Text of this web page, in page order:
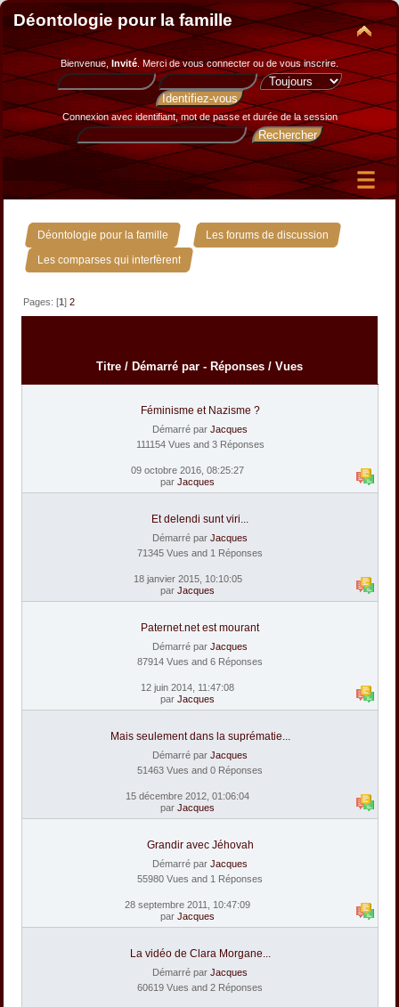
Déontologie pour la famille
Bienvenue, Invité. Merci devous connecter ou de vous inscrire.
Connexion avec identifiant, mot de passe et durée de la session
Déontologie pour la famille » Les forums de discussion »
Les comparses qui interfèrent
Pages: [1]2
Titre / Démarré par - Réponses / Vues
Féminisme et Nazisme ?
Démarré par Jacques
111154 Vues and 3 Réponses
09 octobre 2016, 08:25:27
par Jacques
Et delendi sunt viri...
Démarré par Jacques
71345 Vues and 1 Réponses
18 janvier 2015, 10:10:05
par Jacques
Paternet.net est mourant
Démarré par Jacques
87914 Vues and 6 Réponses
12 juin 2014, 11:47:08
par Jacques
Mais seulement dans la suprématie...
Démarré par Jacques
51463 Vues and 0 Réponses
15 décembre 2012, 01:06:04
par Jacques
Grandir avec Jéhovah
Démarré par Jacques
55980 Vues and 1 Réponses
28 septembre 2011, 10:47:09
par Jacques
La vidéo de Clara Morgane...
Démarré par Jacques
60619 Vues and 2 Réponses